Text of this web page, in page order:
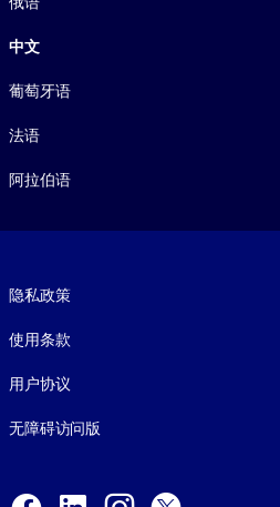
中文
葡萄牙语
法语
阿拉伯语
隐私政策
使用条款
用户协议
无障碍访问版